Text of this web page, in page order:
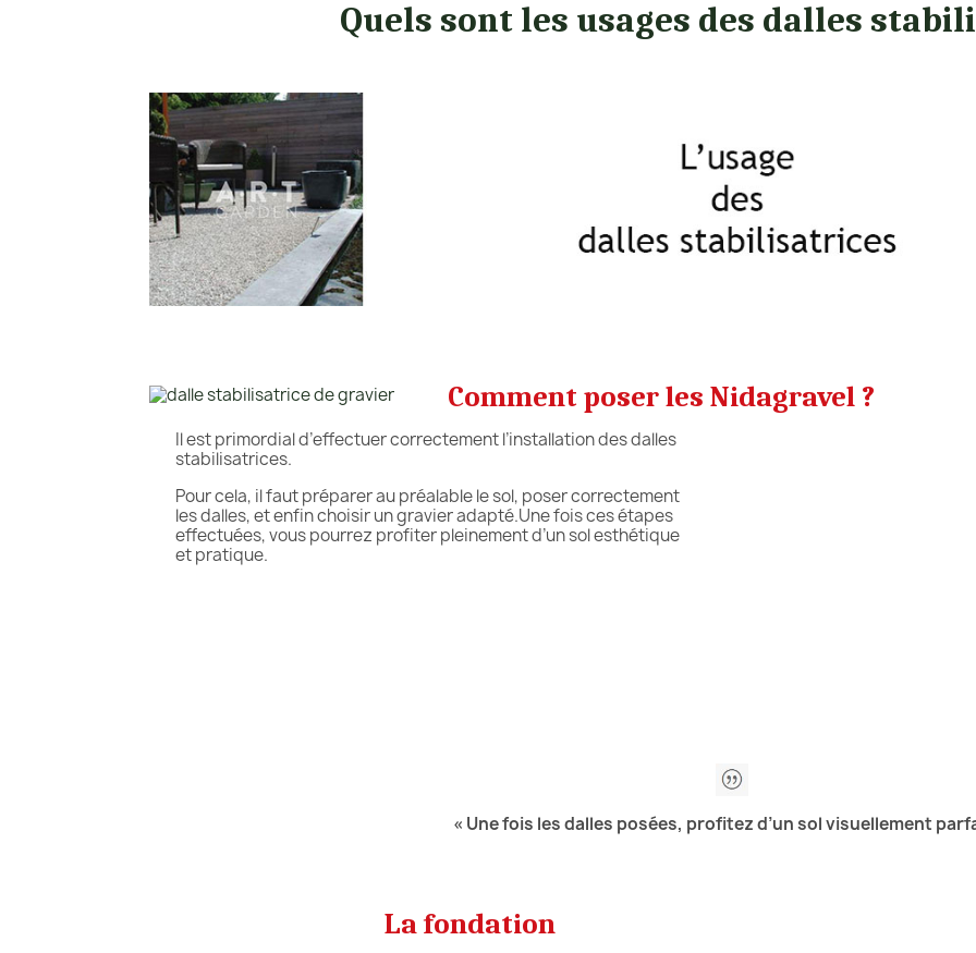
Quels sont les usages des dalles
Comment poser les Nidagravel ?
Il est primordial d’effectuer correctement l’installation des dalles
stabilisatrices.
Pour cela, il faut préparer au préalable le sol, poser correctement
les dalles, et enfin choisir un gravier adapté.Une fois ces étapes
effectuées, vous pourrez profiter pleinement d’un sol esthétique
et pratique.
« Une fois les dalles posées, profitez d’un sol visuellement
La fondation